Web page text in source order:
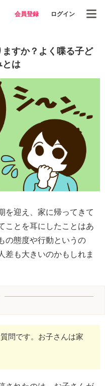
会員登録 ログイン
すか？よく喋る子ど
とは
を迎え、家に帰ってきて
とを耳にしたことはあ
の態度や行動というの
差も大きいのかもしれま
問です。お子さんは家